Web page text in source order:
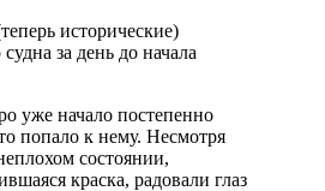
исторические)
за день до начала
уже начало постепенно
попало к нему. Несмотря
состоянии,
краска, радовали глаз